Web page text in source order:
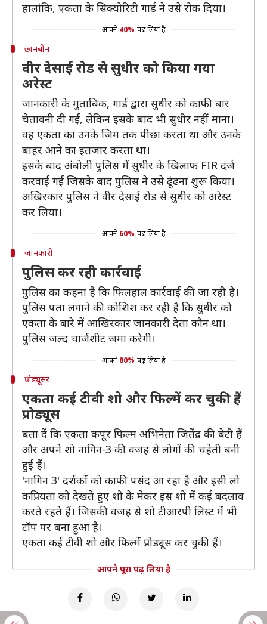
हालांकि, एकता के सिक्योरिटी गार्ड ने उसे रोक दिया।
आपने 40% पढ़ लिया है
छानबीन
वीर देसाई रोड से सुधीर को किया गया
अरेस्ट
जानकारी के मुताबिक, गार्ड द्वारा सुधीर को काफी बार
चेतावनी दी गई, लेकिन इसके बाद भी सुधीर नहीं माना।
वह एकता का उनके जिम तक पीछा करता था और उनके
बाहर आने का इंतजार करता था।
इसके बाद अंबोली पुलिस में सुधीर के खिलाफ FIR दर्ज
करवाई गई जिसके बाद पुलिस ने उसे ढूंढना शुरू किया।
अखिरकार पुलिस ने वीर देसाई रोड से सुधीर को अरेस्ट
कर लिया।
आपने 60% पढ़ लिया है
जानकारी
पुलिस कर रही कार्रवाई
पुलिस का कहना है कि फिलहाल कार्रवाई की जा रही है।
पुलिस पता लगाने की कोशिश कर रही है कि सुधीर को
एकता के बारे में आखिरकार जानकारी देता कौन था।
पुलिस जल्द चार्जशीट जमा करेगी।
आपने 80% पढ़ लिया है
प्रोड्यूसर
एकता कई टीवी शो और फिल्में कर चुकी हैं
प्रोड्यूस
बता दें कि एकता कपूर फिल्‍म अभिनेता जितेंद्र की बेटी हैं
और अपने शो नागिन-3 की वजह से लोगों की चहेती बनी
हुई हैं।
'नागिन 3' दर्शकों को काफी पसंद आ रहा है और इसी लो​
कप्रियता को देखते हुए शो के मेकर इस शो में कई बदलाव
करते रहते हैं। जिसकी वजह से शो टीआरपी लिस्ट में भी
टॉप पर बना हुआ है।
एकता कई टीवी शो और फिल्में प्रोड्यूस कर चुकी हैं।
आपने पूरा पढ़ लिया है